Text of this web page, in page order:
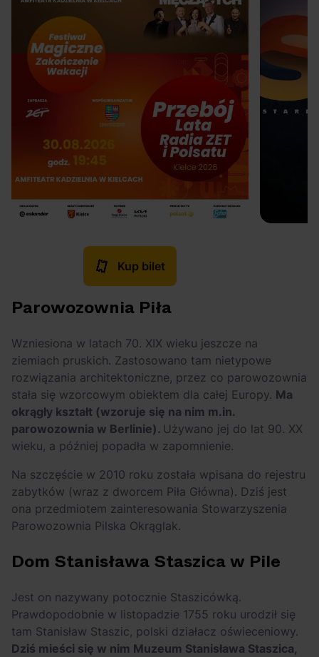
Kup bilet
Parowozownia Piła
Wzniesiona w latach 70. XIX wieku jeszcze na
ziemiach pruskich. Zastosowano tam nietypowe
rozwiązania architektoniczne, przez co parowozownia
stała się wzorcowym obiektem dla całej Europy. Ma
okrągły kształt (wzoruje się na nim m.in.
parowozownia w Berlinie). Używano jej do lat 90. XX
wieku, a później popadła w zapomnienie.
Na szczęście w 2010 roku została wpisana do rejestru
zabytków (wraz z dworcem Piła Główna). Dziś jest
ona przedmiotem zainteresowania Stowarzyszenia
Parowozownia Pilska Okrąglak.
Dom Stanisława Staszica w Pile
Jest on nazywany potocznie Staszicówką.
Prawdopodobnie w listopadzie 1755 roku urodził się
tam Stanisław Staszic, polski działacz oświeceniowy.
Dziś mieści się w nim Muzeum Stanisława Staszica,